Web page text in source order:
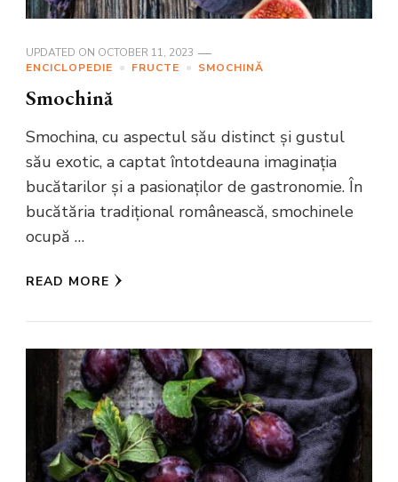
UPDATED ON OCTOBER 11, 2023
ENCICLOPEDIE
FRUCTE SMOCHINĂ
Smochină
Smochina, cu aspectul său distinct și gustul
său exotic, a captat întotdeauna imaginația
bucătarilor și a pasionaților de gastronomie. În
bucătăria tradițional românească, smochinele
ocupă …
READ MORE